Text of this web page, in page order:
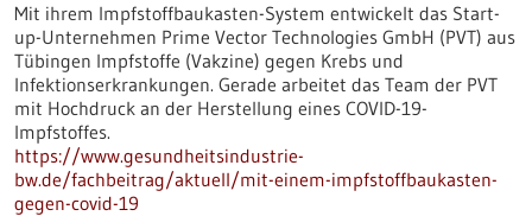
Mit ihrem Impfstoffbaukasten-System entwickelt das Start-
up-Unternehmen Prime Vector Technologies GmbH (PVT) aus
Tübingen Impfstoffe (Vakzine) gegen Krebs und
Infektionserkrankungen. Gerade arbeitet das Team der PVT
mit Hochdruck an der Herstellung eines COVID-19-
Impfstoffes.
https://www.gesundheitsindustrie-
bw.de/fachbeitrag/aktuell/mit-einem-impfstoffbaukasten-
gegen-covid-19